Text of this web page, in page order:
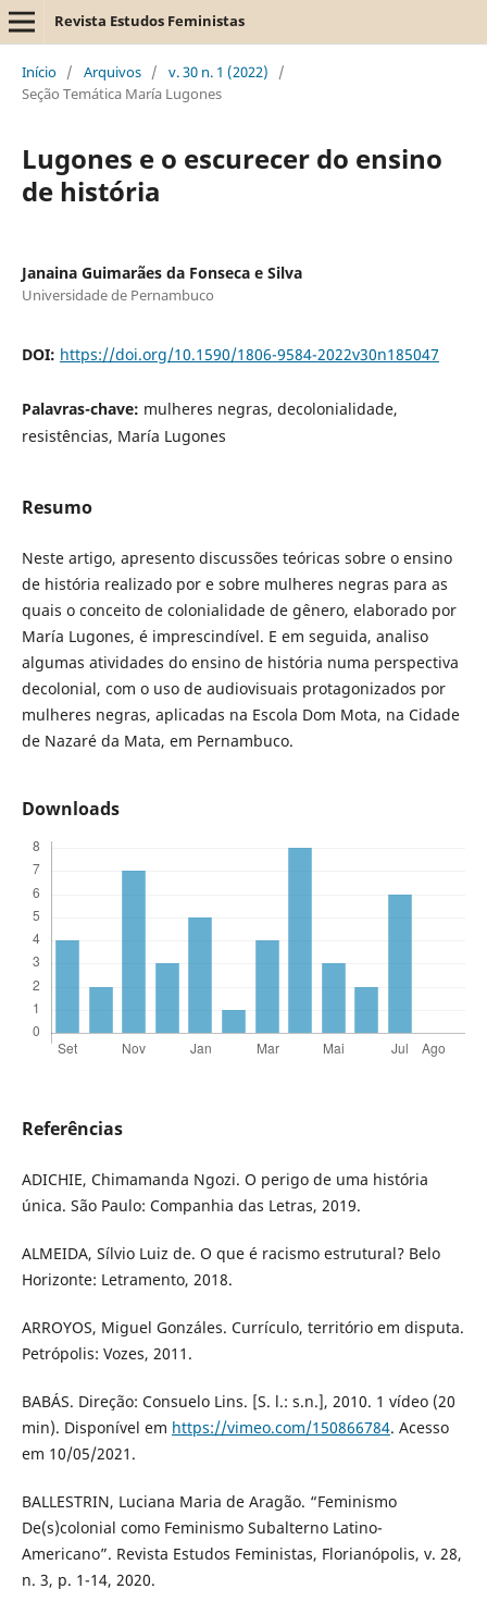
Revista Estudos Feministas
Início / Arquivos / v. 30 n. 1 (2022)
/
Seção Temática María Lugones
Lugones e o escurecer do ensino
de história
Janaina Guimarães da Fonseca e Silva
Universidade de Pernambuco
DOI: https://doi.org/10.1590/1806-9584-2022v30n185047
Palavras-chave: mulheres negras, decolonialidade,
resistências, María Lugones
Resumo
Neste artigo, apresento discussões teóricas sobre o ensino
de história realizado por e sobre mulheres negras para as
quais o conceito de colonialidade de gênero, elaborado por
María Lugones, é imprescindível. E em seguida, analiso
algumas atividades do ensino de história numa perspectiva
decolonial, com o uso de audiovisuais protagonizados por
mulheres negras, aplicadas na Escola Dom Mota, na Cidade
de Nazaré da Mata, em Pernambuco.
Downloads
Referências
ADICHIE, Chimamanda Ngozi. O perigo de uma história
única. São Paulo: Companhia das Letras, 2019.
ALMEIDA, Sílvio Luiz de. O que é racismo estrutural? Belo
Horizonte: Letramento, 2018.
ARROYOS, Miguel Gonzáles. Currículo, território em disputa.
Petrópolis: Vozes, 2011.
BABÁS. Direção: Consuelo Lins. [S. l.: s.n.], 2010. 1 vídeo (20
min). Disponível em https://vimeo.com/150866784. Acesso
em 10/05/2021.
BALLESTRIN, Luciana Maria de Aragão. “Feminismo
De(s)colonial como Feminismo Subalterno Latino-
Americano”. Revista Estudos Feministas, Florianópolis, v. 28,
n. 3, p. 1-14, 2020.